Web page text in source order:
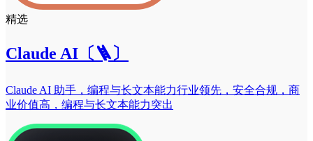
精选
Claude AI〔🪜〕
Claude AI 助手，编程与长文本能力行业领先，安全合规，商
业价值高，编程与长文本能力突出